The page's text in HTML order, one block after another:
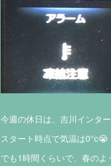
今週の休日は、吉川インタ
スタート時点で気温は0°c😭
でも1時間くらいで、春の